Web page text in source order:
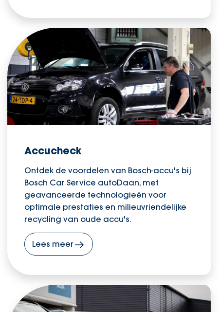
Accucheck
Ontdek de voordelen van Bosch-accu's bij
Bosch Car Service autoDaan, met
geavanceerde technologieën voor
optimale prestaties en milieuvriendelijke
recycling van oude accu's.
Lees meer